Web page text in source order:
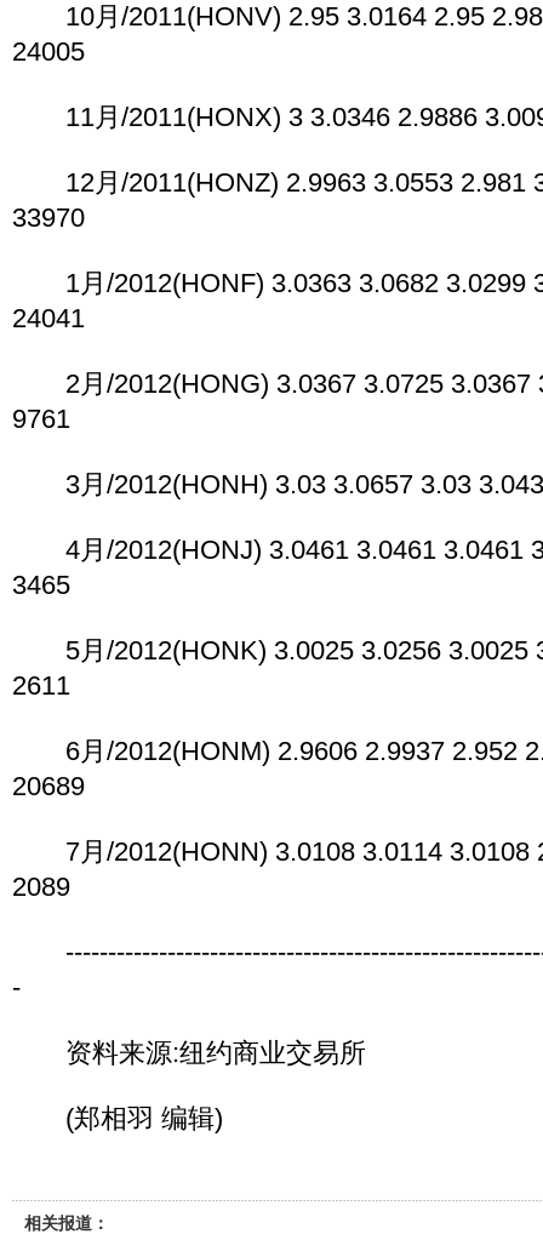
10月/2011(HONV) 2.95 3.0164 2.95
24005
11月/2011(HONX) 3 3.0346 2.9886
12月/2011(HONZ) 2.9963 3.0553 2.981
33970
1月/2012(HONF) 3.0363 3.0682 3.0299
24041
2月/2012(HONG) 3.0367 3.0725 3.0367
9761
3月/2012(HONH) 3.03 3.0657 3.03
4月/2012(HONJ) 3.0461 3.0461 3.0461
3465
5月/2012(HONK) 3.0025 3.0256 3.0025
2611
6月/2012(HONM) 2.9606 2.9937 2.952
20689
7月/2012(HONN) 3.0108 3.0114 3.0108
2089
-
资料来源:纽约商业交易所
(郑相羽 编辑)
相关报道：